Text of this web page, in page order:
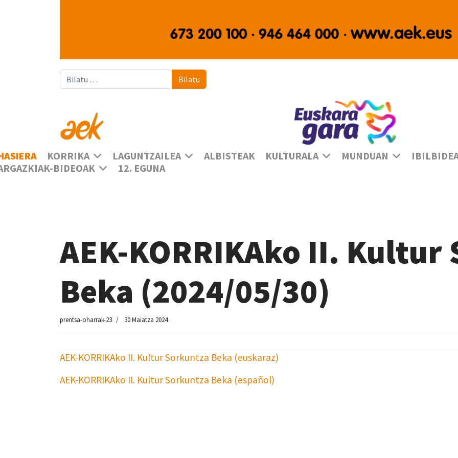
Bilatu Bilatu
KORRIKA LAGUNTZAILEA ALBISTEAK KULTURALA MUNDUAN
BIDEOAK
12. EGUNA
AEK-KORRIKAko II.
Beka (2024/05/30)
prentsa-oharrak-23 30 Maiatza 2024
AEK-KORRIKAko II. Kultur Sorkuntza Beka (euskaraz)
AEK-KORRIKAko II. Kultur Sorkuntza Beka (español)